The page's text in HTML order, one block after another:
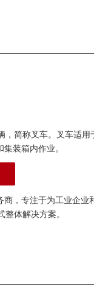
简称叉车。叉车适
装箱内作业。
，专注于为工业企业
体解决方案。